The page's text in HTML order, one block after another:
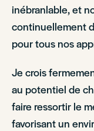
inébranlable, et
continuellement
pour tous nos
Je crois
au potentiel de
faire ressortir le
favorisant un